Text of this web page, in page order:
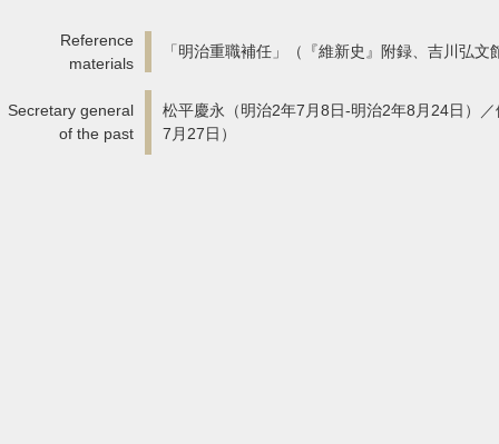
Reference
materials
「明治重職補任」（『維新史』附録、吉川弘
Secretary general
of the past
松平慶永（明治2年7月8日-明治2年8月24日）
7月27日）